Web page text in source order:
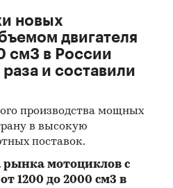
новых
двигателя
см3 в России
и составили
производства мощных
в высокую
поставок.
рынка мотоциклов с
1200 до 2000 см3 в